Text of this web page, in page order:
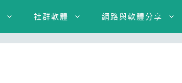
社群軟體 網路與軟體分享